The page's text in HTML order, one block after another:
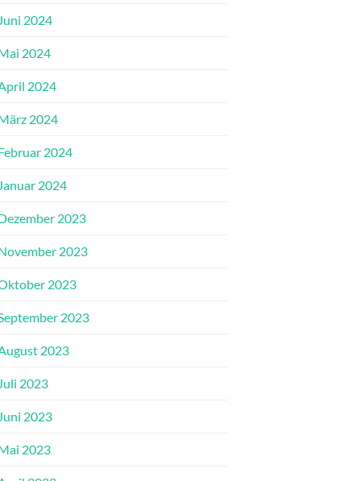
Juni 2024
2024
2024
2024
2024
Januar 2024
2023
2023
2023
2023
2023
Juli 2023
Juni 2023
2023